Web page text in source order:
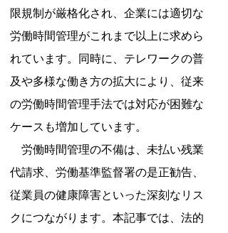
限規制が厳格化され、企業には適切な
労働時間管理がこれまで以上に求めら
れています。同時に、テレワークの普
及や多様な働き方の拡大により、従来
の労働時間管理手法では対応が困難な
ケースも増加しています。
労働時間管理の不備は、未払い残業
代請求、労働基準監督署の是正勧告、
従業員の健康障害といった深刻なリス
クにつながります。本記事では、法的